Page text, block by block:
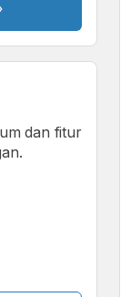
dan fitur